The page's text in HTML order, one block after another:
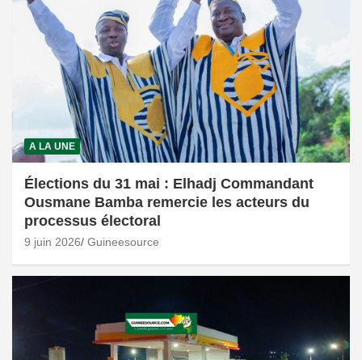
A LA UNE
Élections du 31 mai : Elhadj Commandant
Ousmane Bamba remercie les acteurs du
processus électoral
9 juin 2026 Guineesource